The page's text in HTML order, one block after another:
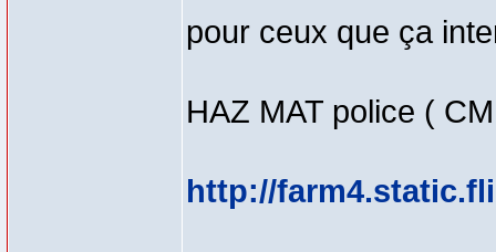
pour ceux que ça
HAZ MAT police (
http://